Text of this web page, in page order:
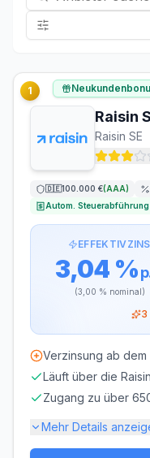
Kirchensteuer
Keine
8%
Brutto-Zinsertrag
Zu versteuern
Abgeltungsteuer
Netto-Zinsertrag
Raisin
Raisin SE
🇩🇪100.000 €(AAA)
Autom. Steuerabführung
EFFEKTIVZINS
3,04 %
(3,00 % nominal)
3
1
Verzinsung ab
50.000 €
Läuft über die
Zugang zu über
Mehr Details